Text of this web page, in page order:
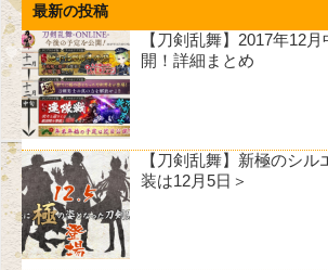
最新の投稿
【刀剣乱舞】2017年12
開！詳細まとめ
【刀剣乱舞】新極のシ
装は12月5日＞